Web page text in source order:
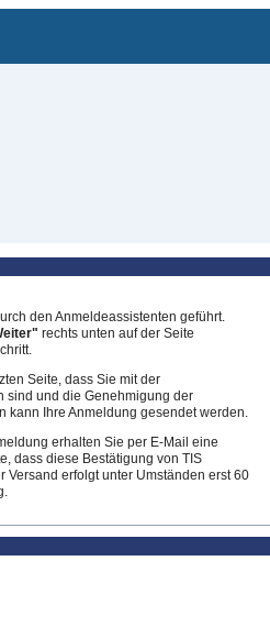
den Anmeldeassistenten geführt.
rechts unten auf der Seite
Seite, dass Sie mit der
sind und die Genehmigung der
kann Ihre Anmeldung gesendet werden.
erhalten Sie per E-Mail eine
dass diese Bestätigung von TIS
Versand erfolgt unter Umständen erst 60